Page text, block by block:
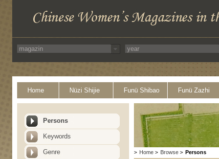
Home Nüzi Shijie Funü Shibao Funü Zazhi
Persons
Keywords
Genre > Home > Browse > Persons